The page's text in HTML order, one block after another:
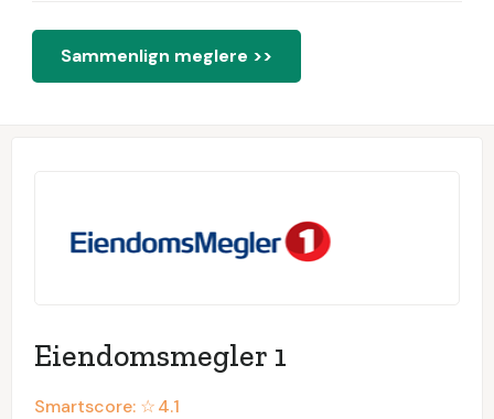
Sammenlign meglere >>
Eiendomsmegler 1
Smartscore: ☆4.1